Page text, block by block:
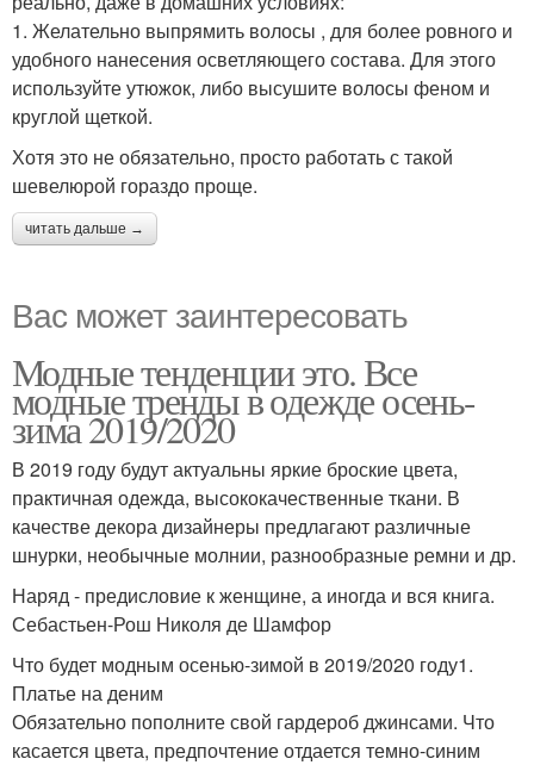
1. Желательно выпрямить волосы , для более ровного и
удобного нанесения осветляющего состава. Для этого
используйте утюжок, либо высушите волосы феном и
круглой щеткой.
Хотя это не обязательно, просто работать с такой
шевелюрой гораздо проще.
читать дальше →
Вас может заинтересовать
Модные тенденции это. Все
модные тренды в одежде осень-
зима 2019/2020
В 2019 году будут актуальны яркие броские цвета,
практичная одежда, высококачественные ткани. В
качестве декора дизайнеры предлагают различные
шнурки, необычные молнии, разнообразные ремни и др.
Наряд - предисловие к женщине, а иногда и вся книга.
Себастьен-Рош Николя де Шамфор
Что будет модным осенью-зимой в 2019/2020 году1.
Платье на деним
Обязательно пополните свой гардероб джинсами. Что
касается цвета, предпочтение отдается темно-синим